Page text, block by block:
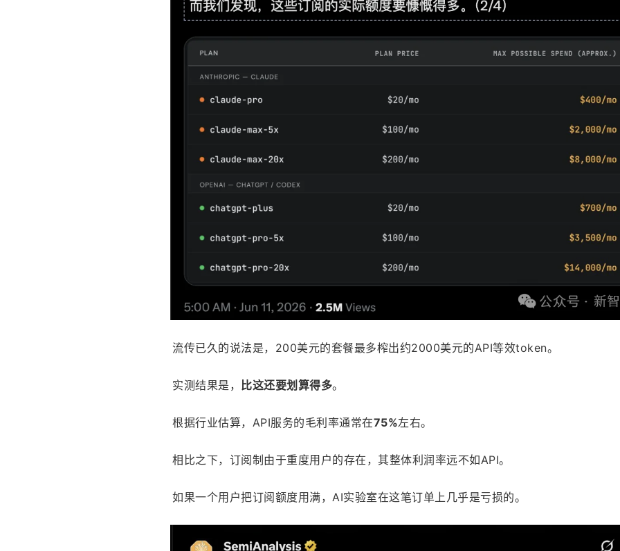
流传已久的说法是，200美元的套餐最多榨出约2000美元的API等效token。
实测结果是， 比这还要划算得多。
根据行业估算，API服务的毛利率通常在75%左右。
相比之下，订阅制由于重度用户的存在，其整体利润率远不如API。
如果一个用户把订阅额度用满，AI实验室在这笔订单上几乎是亏损的。